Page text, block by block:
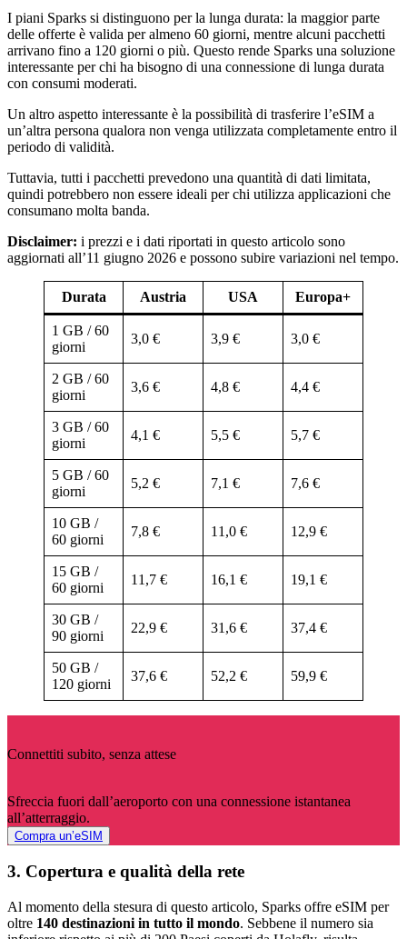
I piani Sparks si distinguono per la lunga durata: la maggior parte
delle offerte è valida per almeno 60 giorni, mentre alcuni pacchetti
arrivano fino a 120 giorni o più. Questo rende Sparks una soluzione
interessante per chi ha bisogno di una connessione di lunga durata
con consumi moderati.
Un altro aspetto interessante è la possibilità di trasferire l’eSIM a
un’altra persona qualora non venga utilizzata completamente entro il
periodo di validità.
Tuttavia, tutti i pacchetti prevedono una quantità di dati limitata,
quindi potrebbero non essere ideali per chi utilizza applicazioni che
consumano molta banda.
Disclaimer: i prezzi e i dati riportati in questo articolo sono
aggiornati all’11 giugno 2026 e possono subire variazioni nel tempo.
Durata Austria USA Europa+
1 GB / 60
giorni
3,0 € 3,9 € 3,0 €
2 GB / 60
giorni
3,6 € 4,8 € 4,4 €
3 GB / 60
giorni
4,1 € 5,5 € 5,7 €
5 GB / 60
giorni
5,2 € 7,1 € 7,6 €
10 GB /
60 giorni
7,8 € 11,0 € 12,9 €
15 GB /
60 giorni
11,7 € 16,1 € 19,1 €
30 GB /
90 giorni
22,9 € 31,6 € 37,4 €
50 GB /
120 giorni
37,6 € 52,2 € 59,9 €
Connettiti subito, senza attese
Sfreccia fuori dall’aeroporto con una connessione istantanea
all’atterraggio.
Compra un’eSIM
3. Copertura e qualità della rete
Al momento della stesura di questo articolo, Sparks offre eSIM per
oltre 140 destinazioni in tutto il mondo. Sebbene il numero sia